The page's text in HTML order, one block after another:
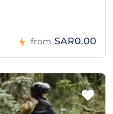
from SAR0.00